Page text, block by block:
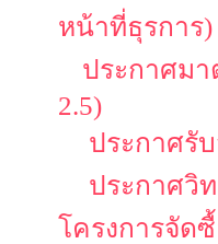
หน้าที่ธุรการ)
ประกาศมา
2.5)
ประกาศรั
ประกาศวิ
โครงการจัด